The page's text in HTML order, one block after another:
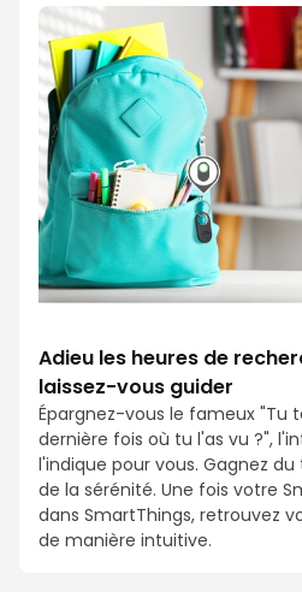
Adieu les heures de
laissez-vous guider
Épargnez-vous le fameux "Tu
dernière fois où tu l'as vu ?",
l'indique pour vous. Gagnez
de la sérénité. Une fois votre
dans SmartThings, retrouvez
de manière intuitive.